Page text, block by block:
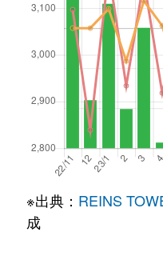
※出典： REINS
成